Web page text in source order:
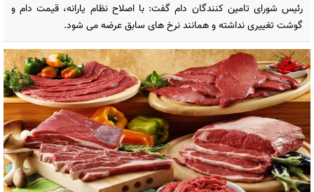
رئیس شورای تامین کنندگان دام گفت: با اصلاح نظام یارانه، قیمت دام و
گوشت تغییری نداشته و همانند نرخ های سابق عرضه می شود.